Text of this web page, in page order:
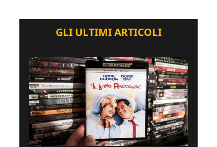
GLI ULTIMI ARTICOLI